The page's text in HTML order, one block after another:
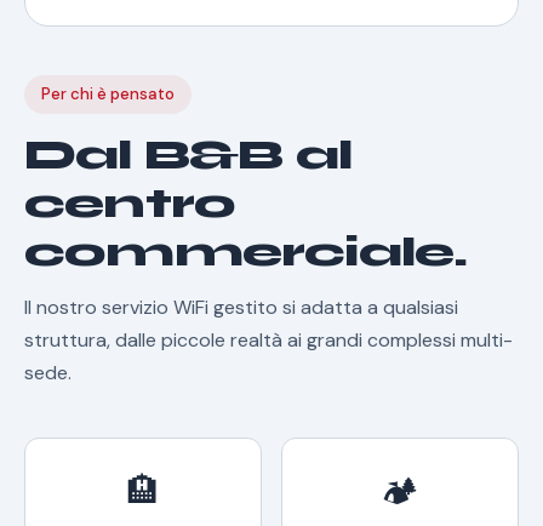
Per chi è pensato
Dal B&B al
centro
commerciale.
Il nostro servizio WiFi gestito si adatta a qualsiasi
struttura, dalle piccole realtà ai grandi complessi multi-
sede.
🏨 🏕️